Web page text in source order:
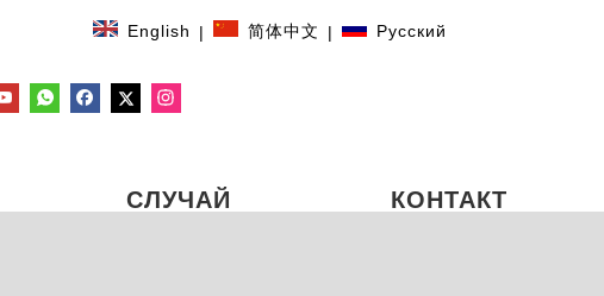
English | 简体中文 | Pусский
СЛУЧАЙ КОНТАКТ